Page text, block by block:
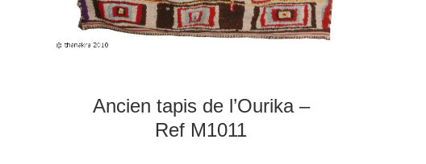
Ancien tapis de l’Ourika –
Ref M1011